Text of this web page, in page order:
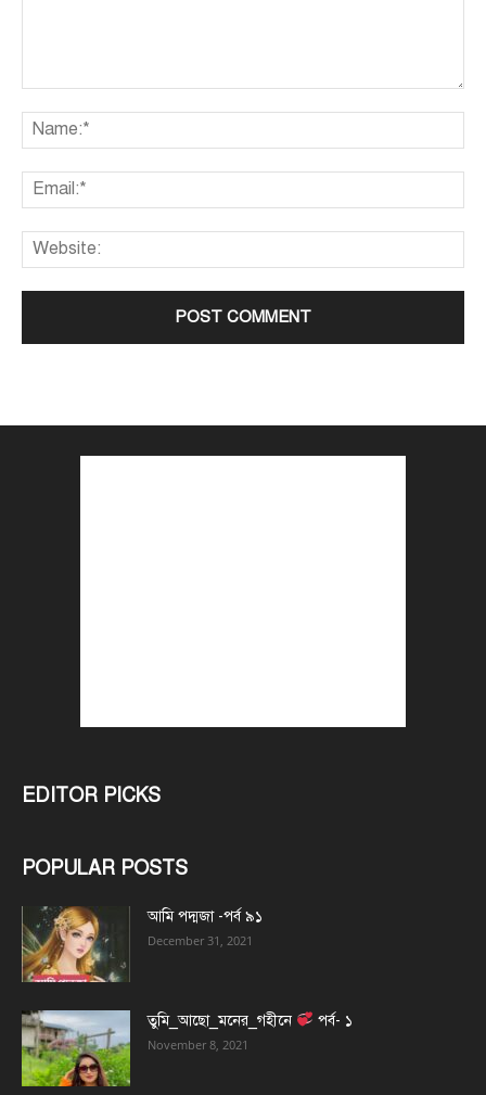
EDITOR PICKS
POPULAR POSTS
আমি পদ্মজা -পর্ব ৯১
December 31, 2021
তুমি_আছো_মনের_গহীনে পর্ব- ১
November 8, 2021